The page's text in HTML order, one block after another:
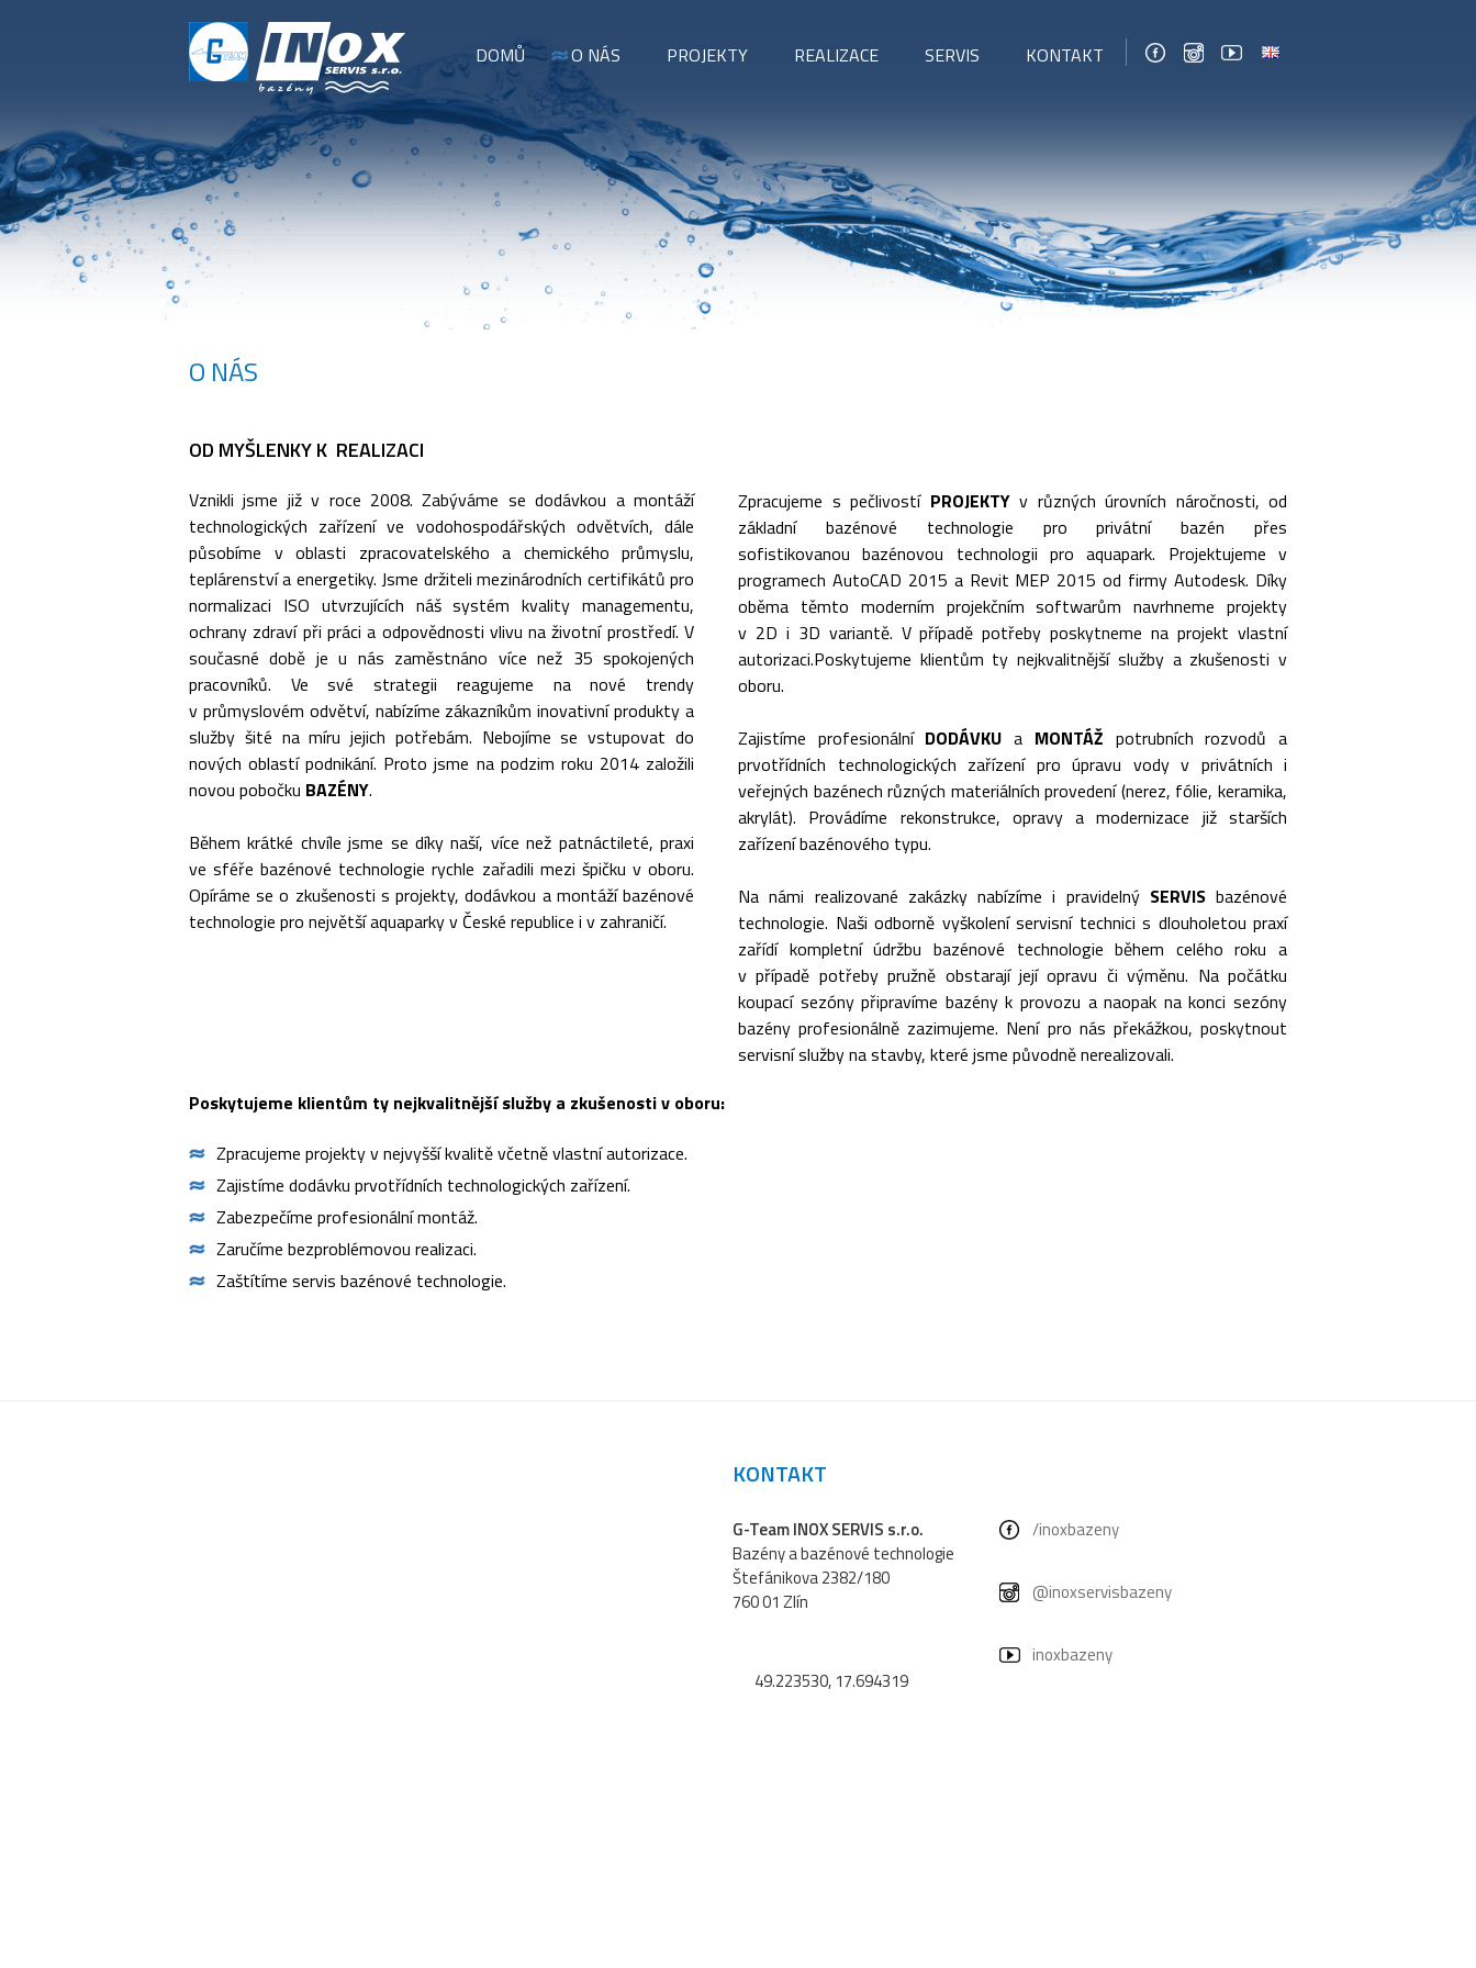
DOMŮ O NÁS PROJEKTY REALIZACE SERVIS KONTAKT
O NÁS
OD MYŠLENKY K REALIZACI
Vznikli jsme již v roce 2008. Zabýváme se dodávkou a montáží
technologických zařízení ve vodohospodářských odvětvích, dále
působíme v oblasti zpracovatelského a chemického průmyslu,
teplárenství a energetiky. Jsme držiteli mezinárodních certifikátů pro
normalizaci ISO utvrzujících náš systém kvality managementu,
ochrany zdraví při práci a odpovědnosti vlivu na životní prostředí. V
současné době je u nás zaměstnáno více než 35 spokojených
pracovníků. Ve své strategii reagujeme na nové trendy
v průmyslovém odvětví, nabízíme zákazníkům inovativní produkty a
služby šité na míru jejich potřebám. Nebojíme se vstupovat do
nových oblastí podnikání. Proto jsme na podzim roku 2014 založili
novou pobočku BAZÉNY.
Během krátké chvíle jsme se díky naší, více než patnáctileté, praxi
ve sféře bazénové technologie rychle zařadili mezi špičku v oboru.
Opíráme se o zkušenosti s projekty, dodávkou a montáží bazénové
technologie pro největší aquaparky v České republice i v zahraničí.
Zpracujeme s pečlivostí PROJEKTYv různých úrovních náročnosti, od
základní bazénové technologie pro privátní bazén přes
sofistikovanou bazénovou technologii pro aquapark. Projektujeme v
programech AutoCAD 2015 a Revit MEP 2015 od firmy Autodesk. Díky
oběma těmto moderním projekčním softwarům navrhneme projekty
v 2D i 3D variantě. V případě potřeby poskytneme na projekt vlastní
autorizaci.Poskytujeme klientům ty nejkvalitnější služby a zkušenosti v
oboru.
Zajistíme profesionální DODÁVKU a MONTÁŽ potrubních rozvodů a
prvotřídních technologických zařízení pro úpravu vody v privátních i
veřejných bazénech různých materiálních provedení (nerez, fólie, keramika,
akrylát). Provádíme rekonstrukce, opravy a modernizace již starších
zařízení bazénového typu.
Na námi realizované zakázky nabízíme i pravidelný SERVISbazénové
technologie. Naši odborně vyškolení servisní technici s dlouholetou praxí
zařídí kompletní údržbu bazénové technologie během celého roku a
v případě potřeby pružně obstarají její opravu či výměnu. Na počátku
koupací sezóny připravíme bazény k provozu a naopak na konci sezóny
bazény profesionálně zazimujeme. Není pro nás překážkou, poskytnout
servisní služby na stavby, které jsme původně nerealizovali.
Poskytujeme klientům ty nejkvalitnější služby a zkušenosti v oboru:
Zpracujeme projekty v nejvyšší kvalitě včetně vlastní autorizace.
Zajistíme dodávku prvotřídních technologických zařízení.
Zabezpečíme profesionální montáž.
Zaručíme bezproblémovou realizaci.
Zaštítíme servis bazénové technologie.
KONTAKT
G-Team INOX SERVIS s.r.o.
Bazény a bazénové technologie
Štefánikova 2382/180
760 01 Zlín
49.223530, 17.694319
/inoxbazeny
@inoxservisbazeny
inoxbazeny